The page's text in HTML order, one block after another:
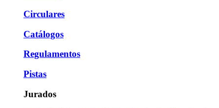
Circulares
Catálogos
Regulamentos
Pistas
Jurados